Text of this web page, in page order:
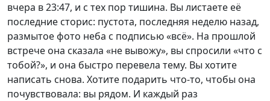
вчера в 23:47, и с тех пор тишина. Вы листаете её
последние сторис: пустота, последняя неделю назад,
размытое фото неба с подписью «всё». На прошлой
встрече она сказала «не вывожу», вы спросили «что с
тобой?», и она быстро перевела тему. Вы хотите
написать снова. Хотите подарить что-то, чтобы она
почувствовала: вы рядом. И каждый раз